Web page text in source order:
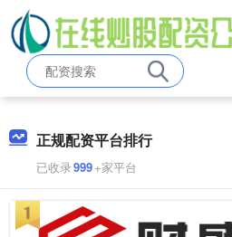
正规配资平台排行
已收录999+家平台